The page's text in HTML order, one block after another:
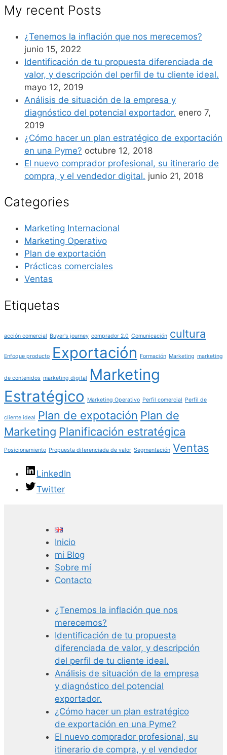
My recent Posts
¿Tenemos la inflación que nos merecemos?
junio 15, 2022
Identificación de tu propuesta diferenciada de
valor, y descripción del perfil de tu cliente ideal.
mayo 12, 2019
Análisis de situación de la empresa y
diagnóstico del potencial exportador. enero 7,
2019
¿Cómo hacer un plan estratégico de exportación
en una Pyme? octubre 12, 2018
El nuevo comprador profesional, su itinerario de
compra, y el vendedor digital. junio 21, 2018
Categories
Marketing Internacional
Marketing Operativo
Plan de exportación
Prácticas comerciales
Ventas
Etiquetas
acción comercial Buyer's journey comprador 2.0 Comunicación cultura
Enfoque producto Exportación Formación Marketing marketing
de contenidos marketing digital
Marketing
Estratégico
Marketing Operativo Perfil comercial Perfil de
cliente ideal Plan de expotación Plan de
Marketing Planificación estratégica
Posicionamiento Propuesta diferenciada de valor Segmentación Ventas
LinkedIn
Twitter
Inicio
mi Blog
Sobre mí
Contacto
¿Tenemos la inflación que nos
merecemos?
Identificación de tu propuesta
diferenciada de valor, y descripción
del perfil de tu cliente ideal.
Análisis de situación de la empresa
y diagnóstico del potencial
exportador.
¿Cómo hacer un plan estratégico
de exportación en una Pyme?
El nuevo comprador profesional, su
itinerario de compra, y el vendedor